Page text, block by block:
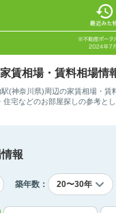
賃相場・賃料相場情
(神奈川県)周辺の家賃相場・賃
宅などのお部屋探しの参考とし
報
築年数：